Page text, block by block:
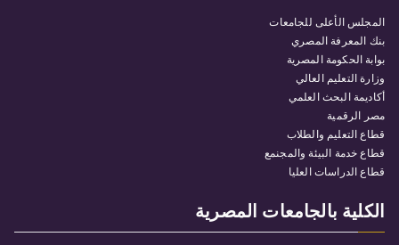
المجلس الأعلى للجامعات
بنك المعرفة المصري
بوابة الحكومة المصرية
وزارة التعليم العالي
أكاديمة البحث العلمي
مصر الرقمية
قطاع التعليم والطلاب
قطاع خدمة البيئة والمجنمع
قطاع الدراسات العليا
الكلية بالجامعات المصرية